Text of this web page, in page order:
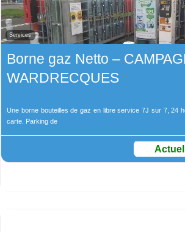
Services
Borne gaz Netto –
WARDRECQUES
Une borne bouteilles de gaz en libre service 7J sur 7, 24
carte. Parking de